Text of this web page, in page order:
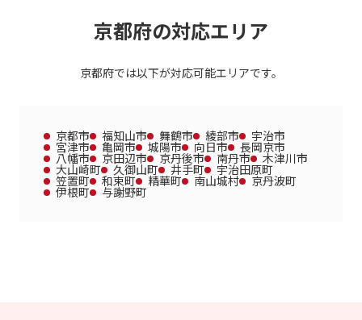
京都府の対応エリア
京都府では以下が対応可能エリアです。
京都市 福知山市 舞鶴市 綾部市 宇治市
宮津市 亀岡市 城陽市 向日市 長岡京市
八幡市 京田辺市 京丹後市 南丹市 木津川市
大山崎町 久御山町 井手町 宇治田原町
笠置町 和束町 精華町 南山城村 京丹波町
伊根町 与謝野町